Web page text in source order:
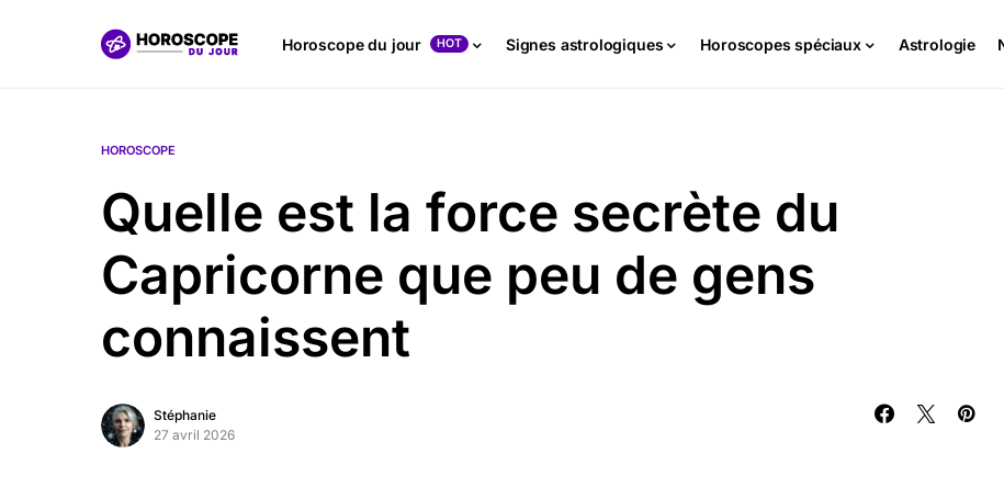
Horoscope du jour HOT Signes astrologiques Horoscopes spéciaux Astrologie
HOROSCOPE
Quelle est la force secrète du
Capricorne que peu de gens
connaissent
Stéphanie
27 avril 2026